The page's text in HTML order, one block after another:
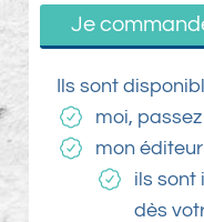
Je
Ils sont
moi,
mon
ils sont
dès